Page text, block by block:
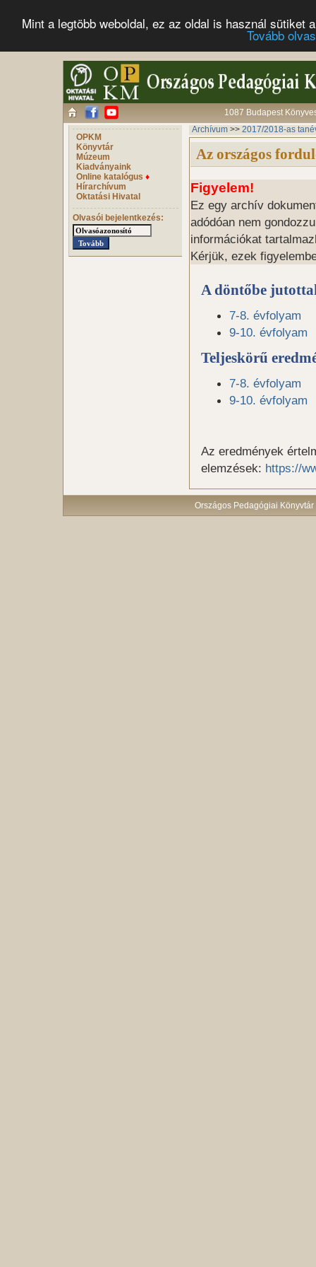
Mint a legtöbb weboldal, ez az oldal is használ sütiket
Tovább
1087 Budapest
OPKM
Könyvtár
Múzeum
Kiadványaink
Online katalógus ♦
Hírarchívum
Oktatási Hivatal
Olvasói bejelentkezés:
Archívum >> 2017/2018-as
Az országos
Figyelem!
Ez egy archív
adódóan nem
információkat
Kérjük, ezek
A döntőbe
7-8. évfolyam
9-10. évfolyam
Teljeskörű
7-8. évfolyam
9-10. évfolyam
Az eredmények
elemzések: https://
Országos Pedagógiai